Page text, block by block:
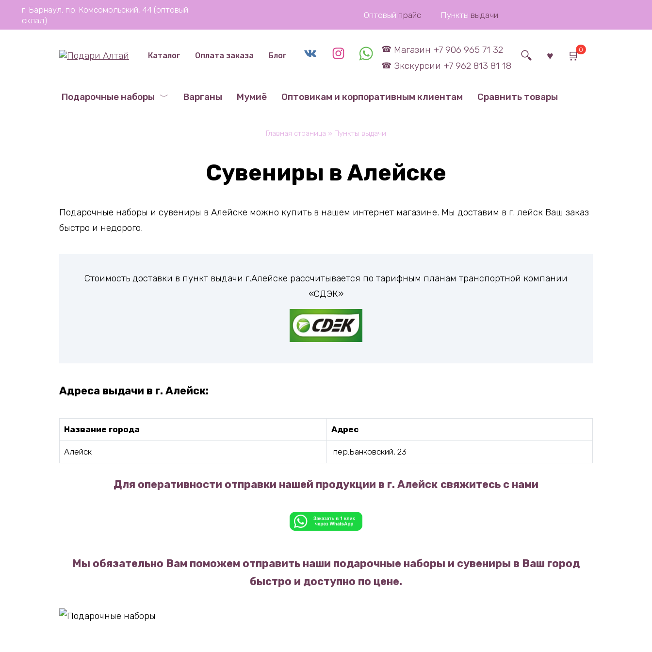
Перейти
содержанию
г. Барнаул, пр. Комсомольский, 44 (оптовый
склад)
Оптовый прайс Пункты выдачи
Каталог Оплата заказа Блог
Магазин +7 906 965 71 32
Экскурсии +7 962 813 81 18
0
Подарочные наборы Варганы Мумиё Оптовикам и корпоративным клиентам Сравнить товары
Главная страница » Пункты выдачи
Сувениры в Алейске
Подарочные наборы и сувениры в Алейске можно купить в нашем интернет магазине. Мы доставим в г. лейск Ваш заказ
быстро и недорого.
Стоимость доставки в пункт выдачи г.Алейске рассчитывается по тарифным планам транспортной компании
«СДЭК»
Адреса выдачи в г. Алейск:
Название города Адрес
Алейск пер.Банковский, 23
Для оперативности отправки нашей продукции в г. Алейск свяжитесь с нами
Мы обязательно Вам поможем отправить наши подарочные наборы и сувениры в Ваш город
быстро и доступно по цене.